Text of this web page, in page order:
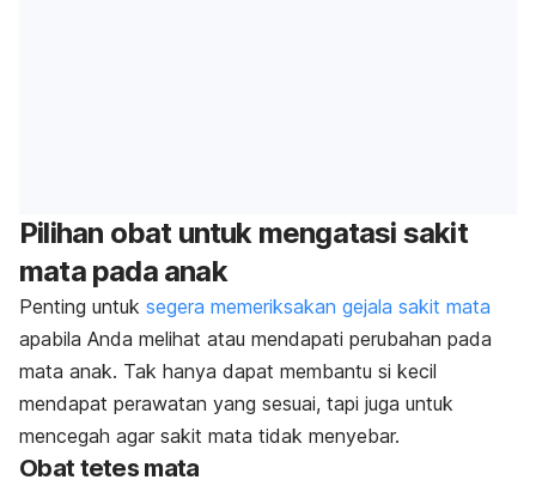
Pilihan obat untuk mengatasi sakit
mata pada anak
Penting untuk segera memeriksakan gejala sakit mata
apabila Anda melihat atau mendapati perubahan pada
mata anak. Tak hanya dapat membantu si kecil
mendapat perawatan yang sesuai, tapi juga untuk
mencegah agar sakit mata tidak menyebar.
Obat tetes mata